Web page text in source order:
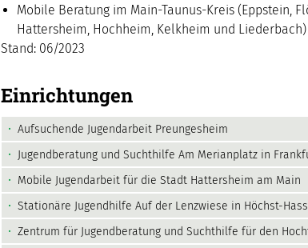
Mobile Beratung im Main-Taunus-Kreis (Eppstein,
Hattersheim, Hochheim, Kelkheim und Liederbach)
Stand: 06/2023
Einrichtungen
Aufsuchende Jugendarbeit Preungesheim
Jugendberatung und Suchthilfe Am Merianplatz in
Mobile Jugendarbeit für die Stadt Hattersheim am Main
Stationäre Jugendhilfe Auf der Lenzwiese in Höchst-
Zentrum für Jugendberatung und Suchthilfe für den